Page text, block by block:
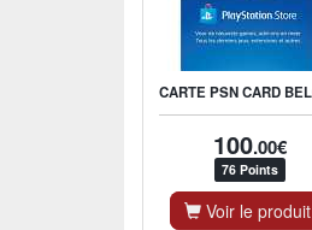
100.00€
76 Points
Voir le produit